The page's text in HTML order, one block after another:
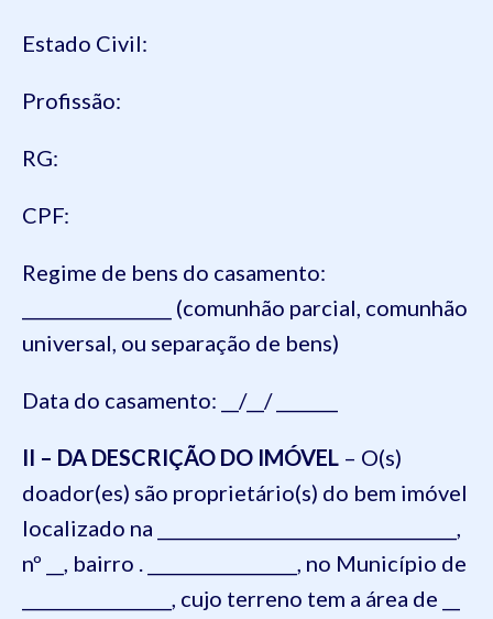
Estado Civil:
Profissão:
RG:
CPF:
Regime de bens do casamento:
_________________ (comunhão parcial, comunhão
universal, ou separação de bens)
Data do casamento: __/__/ _______
II – DA DESCRIÇÃO DO IMÓVEL – O(s)
doador(es) são proprietário(s) do bem imóvel
localizado na __________________________________,
nº __, bairro . _________________, no Município de
_________________, cujo terreno tem a área de __